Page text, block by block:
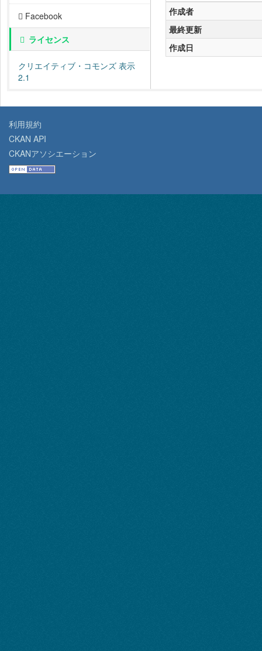
Facebook
ライセンス
クリエイティブ・コモンズ 表示
2.1
作成者
最終更新
作成日
利用規約
CKAN API
CKANアソシエーション